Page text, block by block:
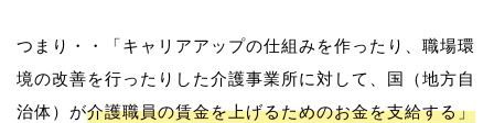
つまり・・「キャリアアップの仕組みを作ったり、職場環
境の改善を行ったりした介護事業所に対して、国（地方自
治体）が介護職員の賃金を上げるためのお金を支給する」